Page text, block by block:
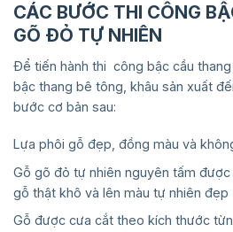
CÁC BƯỚC THI CÔNG
GÕ ĐỎ TỰ NHIÊN
Để tiến hành thi công bậc cầu
bậc thang bê tông, khâu sản xuất
bước cơ bản sau:
Lựa phôi gỗ đẹp, đồng màu và
Gỗ gõ đỏ tự nhiên nguyên tấm
gỗ thật khô và lên màu tự nhiên đẹp
Gỗ được cưa cắt theo kích thước